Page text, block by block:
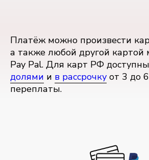
Платёж можно произвести
а также любой другой картой
Pay Pal. Для карт РФ
долями и в рассрочку от 3 до
переплаты.